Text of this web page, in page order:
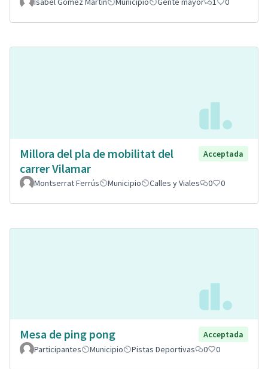
Millora del pla de mobilitat del
carrer Vilamar
Acceptada
Montserrat Ferrús Municipio Calles y Viales 0 0
Mesa de ping pong
Acceptada
Participantes
Municipio Pistas Deportivas 0 0